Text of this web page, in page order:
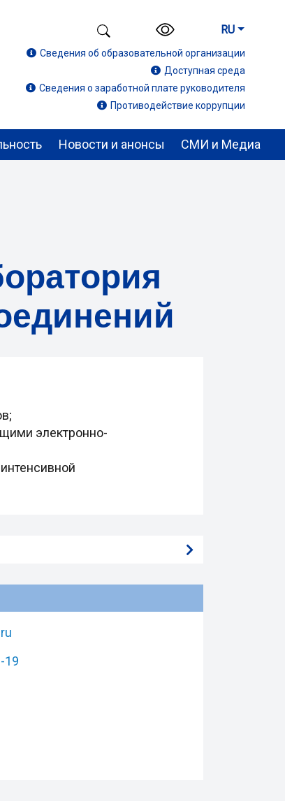
RU
Сведения об образовательной организации
Доступная среда
Сведения о заработной плате руководителя
Противодействие коррупции
Новости и анонсы СМИ и Медиа
электронно-
19